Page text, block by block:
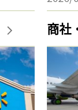
商社